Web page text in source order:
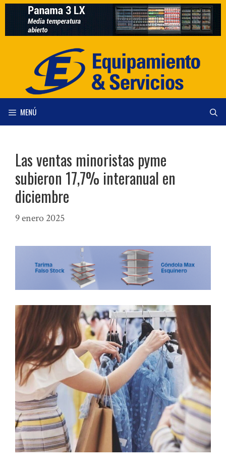
Saltar
contenido
MENÚ
Las ventas minoristas pyme
subieron 17,7% interanual en
diciembre
9 enero 2025